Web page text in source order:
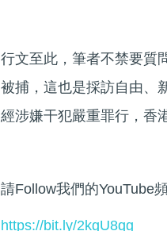
行文至此，筆者不禁要質
被捕，這也是採訪自由、
經涉嫌干犯嚴重罪行，香
請Follow我們的YouTube頻
https://bit.ly/2kgU8qg